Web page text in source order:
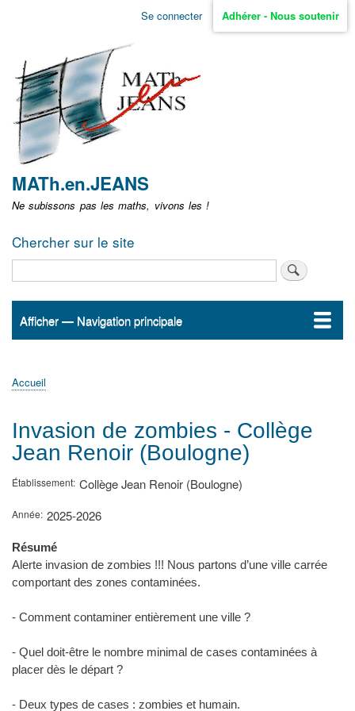
Aller
non
identifié
Se connecter Adhérer - Nous soutenir
MATh.en.JEANS
Ne subissons pas les maths, vivons les !
Chercher sur le site
Navigation
Afficher — Navigation principale
Accueil
ActualitésMATh.en.JEANS ?
Régions et Ateliers
Créer, gérer un atelier
Sujets/Publications
Congrès
d'Ariane
Accueil
Invasion de zombies - Collège
Jean Renoir (Boulogne)
Établissement Collège Jean Renoir (Boulogne)
Année 2025-2026
Résumé
Alerte invasion de zombies !!! Nous partons d’une ville carrée
comportant des zones contaminées.
- Comment contaminer entièrement une ville ?
- Quel doit-être le nombre minimal de cases contaminées à
placer dès le départ ?
- Deux types de cases : zombies et humain.